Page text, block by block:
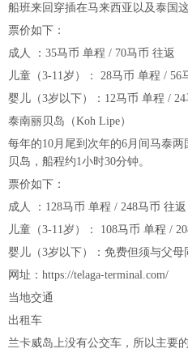
船班来回穿插在马来西亚以及泰国这
票价如下：
成人 ：35马币 单程 / 70马币 往返
儿童（3-11岁）： 28马币 单程 / 56
婴儿（3岁以下）：12马币 单程 / 24
泰南丽贝岛（Koh Lipe）
每年的10月尾到次年的6月间马泰
贝岛，船程约1小时30分钟。
票价如下：
成人 ：128马币 单程 / 248马币 往返
儿童（3-11岁）： 108马币 单程 /
婴儿（3岁以下）：免费但须与父母
网址：https://telaga-terminal.com/
当地交通
出租车
兰卡威岛上没有公交车，所以主要